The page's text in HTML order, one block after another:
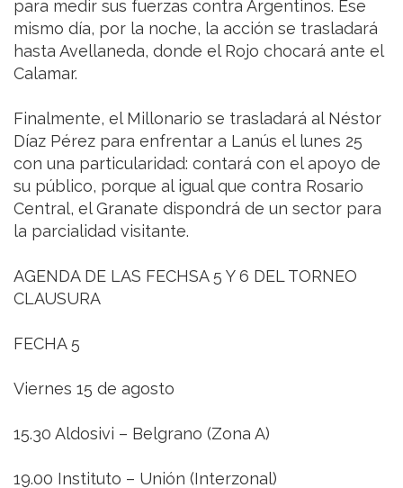
para medir sus fuerzas contra Argentinos. Ese
mismo día, por la noche, la acción se trasladará
hasta Avellaneda, donde el Rojo chocará ante el
Calamar.
Finalmente, el Millonario se trasladará al Néstor
Díaz Pérez para enfrentar a Lanús el lunes 25
con una particularidad: contará con el apoyo de
su público, porque al igual que contra Rosario
Central, el Granate dispondrá de un sector para
la parcialidad visitante.
AGENDA DE LAS FECHSA 5 Y 6 DEL TORNEO
CLAUSURA
FECHA 5
Viernes 15 de agosto
15.30 Aldosivi – Belgrano (Zona A)
19.00 Instituto – Unión (Interzonal)